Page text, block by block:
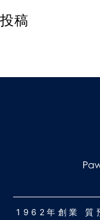
投稿
1962年創業 質